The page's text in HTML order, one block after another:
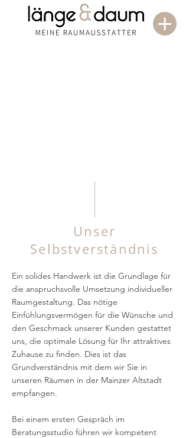
Unser
Selbstverständnis
Ein solides Handwerk ist die Grundlage für
die anspruchsvolle Umsetzung individueller
Raumgestaltung. Das nötige
Einfühlungsvermögen für die Wünsche und
den Geschmack unserer Kunden gestattet
uns, die optimale Lösung für Ihr attraktives
Zuhause zu finden. Dies ist das
Grundverständnis mit dem wir Sie in
unseren Räumen in der Mainzer Altstadt
empfangen.
Bei einem ersten Gespräch im
Beratungsstudio führen wir kompetent